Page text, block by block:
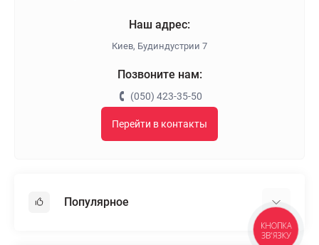
Наш адрес:
Киев, Будиндустрии 7
Позвоните нам:
(050) 423-35-50
Перейти в контакты
Популярное
КНОПКА
ЗВ'ЯЗКУ